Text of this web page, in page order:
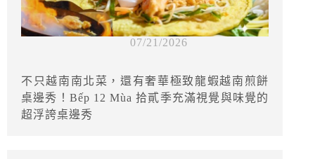
07/21/2026
不只越南南北菜，還有奢華極致龍蝦越南煎餅
桌邊秀！Bếp 12 Mùa 拾貳季充滿視覺與味覺的
超浮誇桌邊秀